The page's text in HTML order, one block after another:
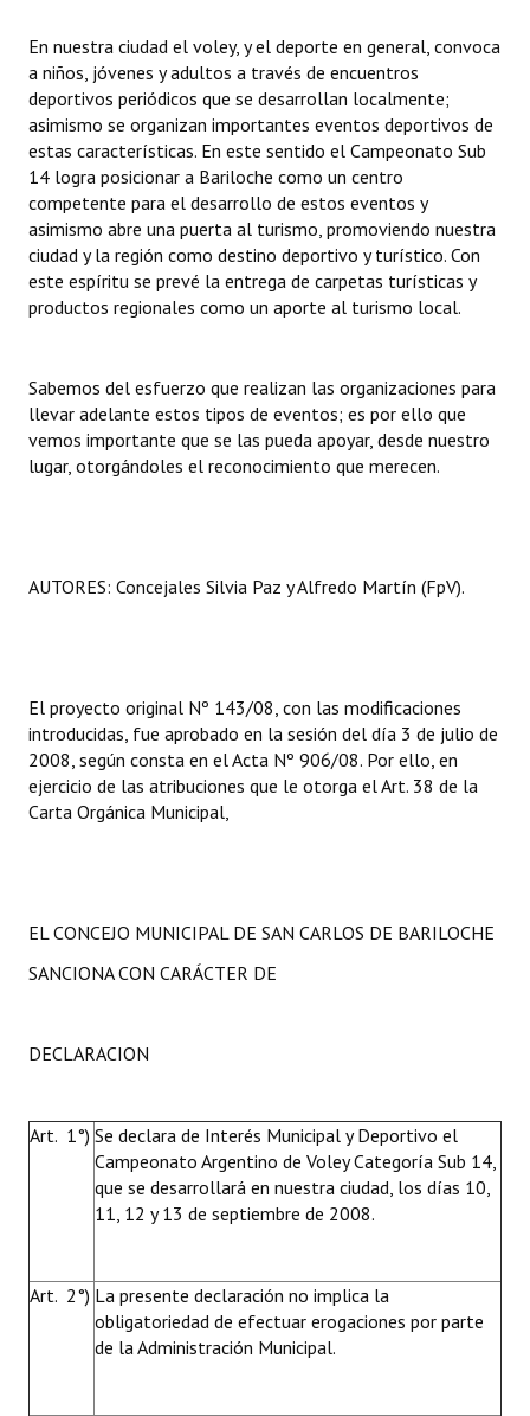
Antiguos Pobladores - Registro
Reconocimientos - Registro
Bariloche, Municipio intercultural
Entrega de distinciones
REFORMA DE LA CARTA ORGÁNICA
En nuestra ciudad el voley, y el deporte en general, convoca
a niños, jóvenes y adultos a través de encuentros
deportivos periódicos que se desarrollan localmente;
asimismo se organizan importantes eventos deportivos de
estas características. En este sentido el Campeonato Sub
14 logra posicionar a Bariloche como un centro
competente para el desarrollo de estos eventos y
asimismo abre una puerta al turismo, promoviendo nuestra
ciudad y la región como destino deportivo y turístico. Con
este espíritu se prevé la entrega de carpetas turísticas y
productos regionales como un aporte al turismo local.
Sabemos del esfuerzo que realizan las organizaciones para
llevar adelante estos tipos de eventos; es por ello que
vemos importante que se las pueda apoyar, desde nuestro
lugar, otorgándoles el reconocimiento que merecen.
AUTORES: Concejales Silvia Paz y Alfredo Martín (FpV).
El proyecto original Nº 143/08, con las modificaciones
introducidas, fue aprobado en la sesión del día 3 de julio de
2008, según consta en el Acta Nº 906/08. Por ello, en
ejercicio de las atribuciones que le otorga el Art. 38 de la
Carta Orgánica Municipal,
EL CONCEJO MUNICIPAL DE SAN CARLOS DE BARILOCHE
SANCIONA CON CARÁCTER DE
DECLARACION
Art. 1°) Se declara de Interés Municipal y Deportivo el
Campeonato Argentino de Voley Categoría Sub 14,
que se desarrollará en nuestra ciudad, los días 10,
11, 12 y 13 de septiembre de 2008.
Art. 2°) La presente declaración no implica la
obligatoriedad de efectuar erogaciones por parte
de la Administración Municipal.